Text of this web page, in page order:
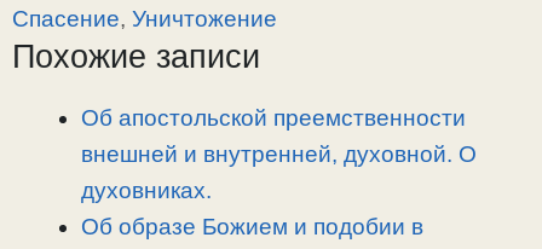
y
L
e
g
a
e
b
р
а
Спасение, Уничтожение
Похожие записи
Об апостольской преемственности
внешней и внутренней, духовной. О
духовниках.
Об образе Божием и подобии в